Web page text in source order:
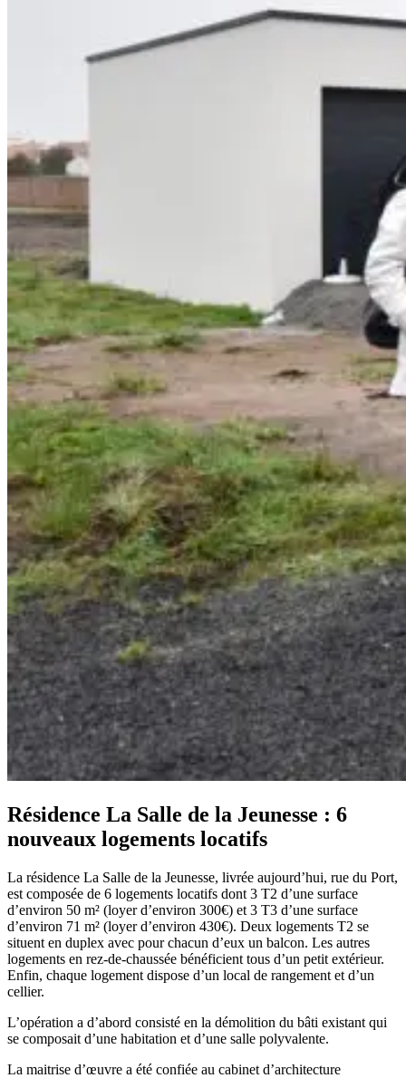
Résidence La Salle de la Jeunesse : 6
nouveaux logements locatifs
La résidence La Salle de la Jeunesse, livrée aujourd’hui, rue du Port,
est composée de 6 logements locatifs dont 3 T2 d’une surface
d’environ 50 m² (loyer d’environ 300€) et 3 T3 d’une surface
d’environ 71 m² (loyer d’environ 430€). Deux logements T2 se
situent en duplex avec pour chacun d’eux un balcon. Les autres
logements en rez-de-chaussée bénéficient tous d’un petit extérieur.
Enfin, chaque logement dispose d’un local de rangement et d’un
cellier.
L’opération a d’abord consisté en la démolition du bâti existant qui
se composait d’une habitation et d’une salle polyvalente.
La maitrise d’œuvre a été confiée au cabinet d’architecture